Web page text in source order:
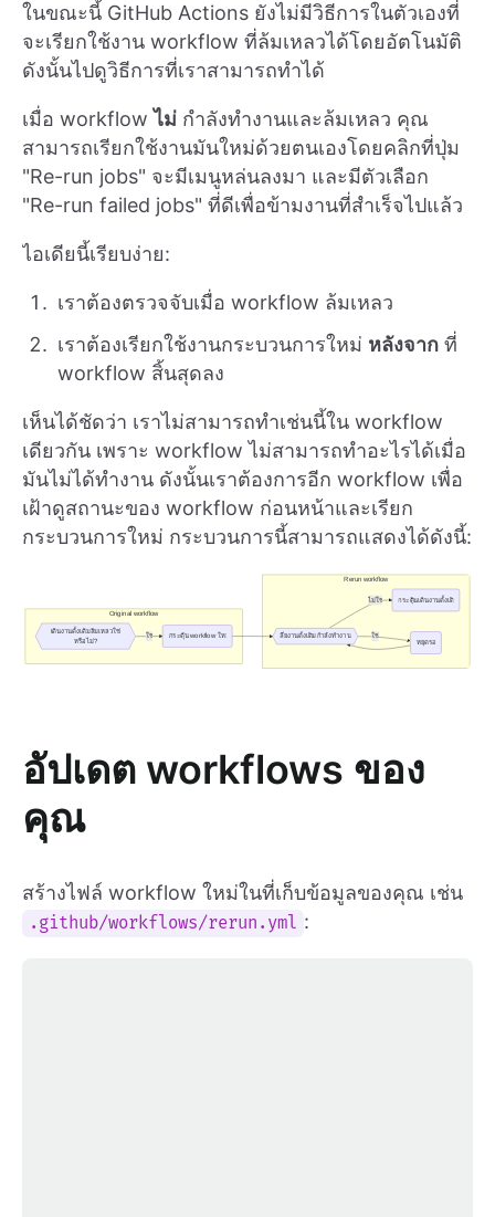
ในขณะนี้ GitHub Actions ยังไม่มีวิธีการในตัวเองที่
จะเรียกใช้งาน workflow ที่ล้มเหลวได้โดยอัตโนมัติ
ดังนั้นไปดูวิธีการที่เราสามารถทำได้
เมื่อ workflowไม่ กำลังทำงานและล้มเหลว คุณ
สามารถเรียกใช้งานมันใหม่ด้วยตนเองโดยคลิกที่ปุ่ม
"Re-run jobs" จะมีเมนูหล่นลงมา และมีตัวเลือก
"Re-run failed jobs" ที่ดีเพื่อข้ามงานที่สำเร็จไปแล้ว
ไอเดียนี้เรียบง่าย:
เราต้องตรวจจับเมื่อ workflow ล้มเหลว
เราต้องเรียกใช้งานกระบวนการใหม่ หลังจาก ที่
workflow สิ้นสุดลง
เห็นได้ชัดว่า เราไม่สามารถทำเช่นนี้ใน workflow
เดียวกัน เพราะ workflow ไม่สามารถทำอะไรได้เมื่อ
มันไม่ได้ทำงาน ดังนั้นเราต้องการอีก workflow เพื่อ
เฝ้าดูสถานะของ workflow ก่อนหน้าและเรียก
กระบวนการใหม่ กระบวนการนี้สามารถแสดงได้ดังนี้:
อัปเดต workflows ของ
คุณ
สร้างไฟล์ workflow ใหม่ในที่เก็บข้อมูลของคุณ เช่น
.github/workflows/rerun.yml :